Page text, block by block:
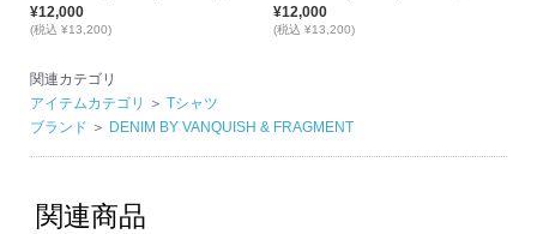
¥12,000
(税込 ¥13,200)
¥12,000
(税込 ¥13,200)
関連カテゴリ
アイテムカテゴリ
＞ Tシャツ
ブランド ＞ DENIM BY VANQUISH & FRAGMENT
関連商品